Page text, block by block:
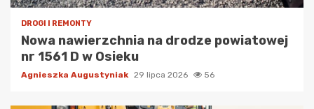
DROGI I REMONTY
Nowa nawierzchnia na drodze powiatowej
nr 1561 D w Osieku
Agnieszka Augustyniak 29 lipca 2026 56